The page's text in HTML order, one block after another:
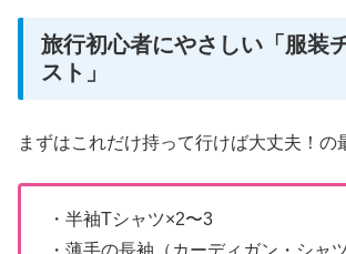
旅行初心者にやさしい「服装
スト」
まずはこれだけ持って行けば大丈夫！の
・半袖Tシャツ×2〜3